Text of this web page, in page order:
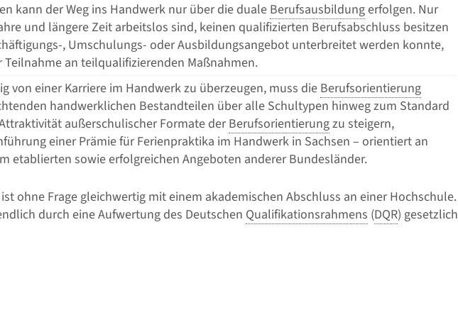
kann der Weg ins Handwerk nur über die duale Berufsausbildungerfolgen. Nur
und längere Zeit arbeitslos sind, keinen qualifizierten Berufsabschluss besitzen
, Umschulungs- oder Ausbildungsangebot unterbreitet werden konnte,
an teilqualifizierenden Maßnahmen.
von einer Karriere im Handwerk zu überzeugen, muss die Berufsorientierung
handwerklichen Bestandteilen über alle Schultypen hinweg zum Standard
außerschulischer Formate derBerufsorientierungzu steigern,
einer Prämie für Ferienpraktika im Handwerk in Sachsen – orientiert an
etablierten sowie erfolgreichen Angeboten anderer Bundesländer.
ohne Frage gleichwertig mit einem akademischen Abschluss an einer Hochschule.
durch eine Aufwertung des Deutschen Qualifikationsrahmens (DQR) gesetzlich